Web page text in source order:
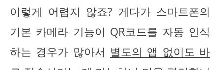
이렇게 어렵지 않죠? 게다가 스마트폰의
기본 카메라 기능이 QR코드를 자동 인식
하는 경우가 많아서 별도의 앱 없이도 바